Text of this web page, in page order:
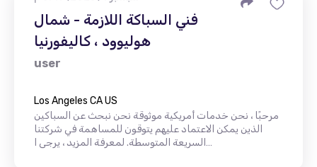
فني السباكة اللازمة - شمال
هوليوود ، كاليفورنيا
user
Los Angeles CA US
مرحبًا ، نحن خدمات أمريكية موثوقة نحن نبحث عن السباكين
الذين يمكن الاعتماد عليهم يتوقون للمساهمة في شركتنا
السريعة المتوسطة. لمعرفة المزيد ، يرجى ا…